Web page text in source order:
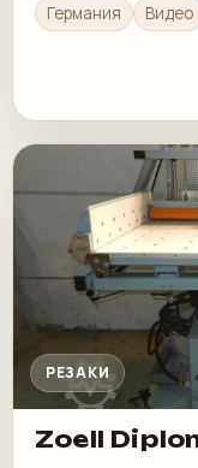
Германия Видео
РЕЗАКИ
Zoell